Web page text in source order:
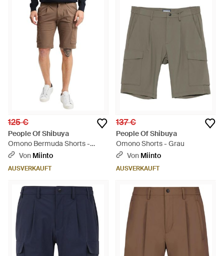
125 €
People Of Shibuya
Omono Bermuda Shorts -
Braun
Von Miinto
AUSVERKAUFT
137 €
People Of Shibuya
Omono Shorts - Grau
Von Miinto
AUSVERKAUFT